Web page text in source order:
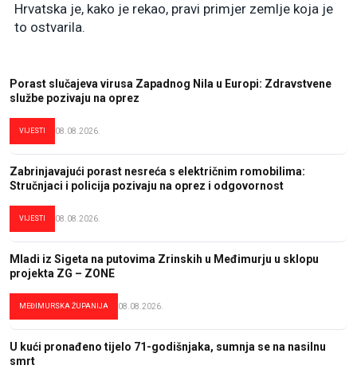
Hrvatska je, kako je rekao, pravi primjer zemlje koja je
to ostvarila.
Porast slučajeva virusa Zapadnog Nila u Europi: Zdravstvene
službe pozivaju na oprez
VIJESTI 08.08.2026.
Zabrinjavajući porast nesreća s električnim romobilima:
Stručnjaci i policija pozivaju na oprez i odgovornost
VIJESTI 08.08.2026.
Mladi iz Sigeta na putovima Zrinskih u Međimurju u sklopu
projekta ZG – ZONE
MEĐIMURSKA ŽUPANIJA 08.08.2026.
U kući pronađeno tijelo 71-godišnjaka, sumnja se na nasilnu
smrt